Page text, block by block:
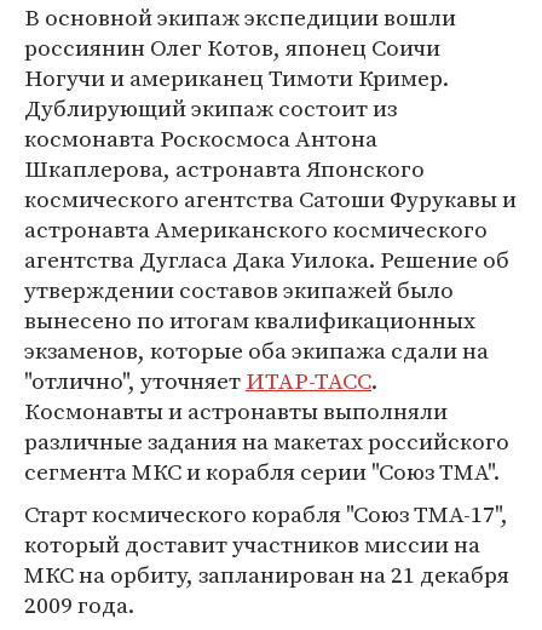
В основной экипаж экспедиции вошли
россиянин Олег Котов, японец Соичи
Ногучи и американец Тимоти Кример.
Дублирующий экипаж состоит из
космонавта Роскосмоса Антона
Шкаплерова, астронавта Японского
космического агентства Сатоши Фурукавы и
астронавта Американского космического
агентства Дугласа Дака Уилока. Решение об
утверждении составов экипажей было
вынесено по итогам квалификационных
экзаменов, которые оба экипажа сдали на
"отлично", уточняетИТАР-ТАСС.
Космонавты и астронавты выполняли
различные задания на макетах российского
сегмента МКС и корабля серии "Союз ТМА".
Старт космического корабля "Союз ТМА-17",
который доставит участников миссии на
МКС на орбиту, запланирован на 21 декабря
2009 года.